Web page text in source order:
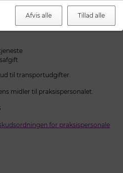
til transportudgifter.
midler til praksispersonalet.
for praksispersonale
Afvis alle Tillad alle